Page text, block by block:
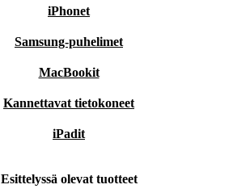
iPhonet
Samsung-puhelimet
MacBookit
Kannettavat tietokoneet
iPadit
Esittelyssä olevat tuotteet